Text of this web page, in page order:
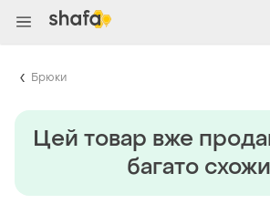
Брюки
Цей товар вже
багато